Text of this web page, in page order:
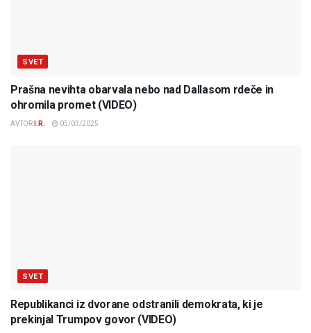
SVET
Prašna nevihta obarvala nebo nad Dallasom rdeče in
ohromila promet (VIDEO)
AVTOR I.R. 05/03/2025
SVET
Republikanci iz dvorane odstranili demokrata, ki je
prekinjal Trumpov govor (VIDEO)